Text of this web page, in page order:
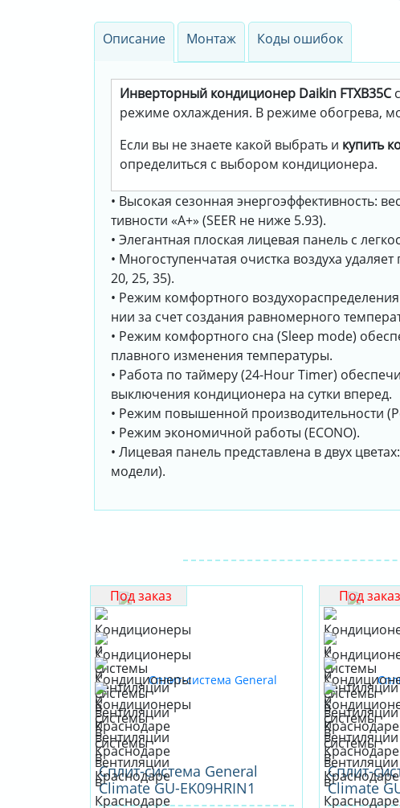
Описание Монтаж Коды ошибок
Инверторный кондиционер Daikin FTXB35C
режиме охлаждения. В режиме обогрева,
Если вы не знаете какой выбрать и купить
определиться с выбором кондиционера.
• Высокая сезонная энергоэффективность:
тивности «А+» (SEER не ниже 5.93).
• Элегантная плоская лицевая панель с
• Многоступенчатая очистка воздуха
20, 25, 35).
• Режим комфортного
нии за счет создания равномерного
• Режим комфортного сна (Sleep mode)
плавного изменения температуры.
• Работа по таймеру (24-Hour Timer)
выключения кондиционера на сутки вперед.
• Режим повышенной производительности
• Режим экономичной работы (ECONO).
• Лицевая панель представлена в двух
модели).
Под заказ
Сплит-система General
Climate GU-EK09HRIN1
Под заказ
Cплит-
Climate